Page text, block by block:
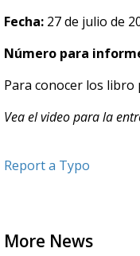
Fecha: 27 de julio de
Número para
Para conocer los libro
Vea el video para la
Report a Typo
More News